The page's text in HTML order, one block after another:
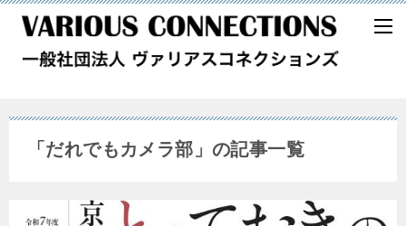
「だれでもカメラ部」の記事一覧